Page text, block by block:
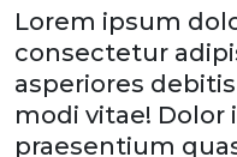
Lorem ipsum
consectetur
asperiores
modi vitae!
praesentium